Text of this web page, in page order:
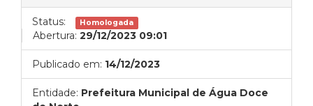
Status: Homologada
Abertura: 29/12/2023 09:01
Publicado em: 14/12/2023
Entidade: Prefeitura Municipal de Água Doce